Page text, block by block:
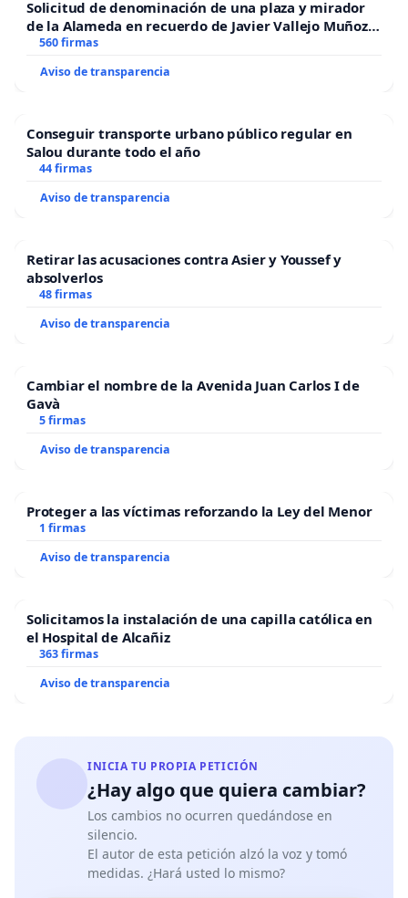
Solicitud de denominación de una plaza y mirador
de la Alameda en recuerdo de Javier Vallejo Muñoz
“Mazinger”
560 firmas
Aviso de transparencia
Conseguir transporte urbano público regular en
Salou durante todo el año
44 firmas
Aviso de transparencia
Retirar las acusaciones contra Asier y Youssef y
absolverlos
48 firmas
Aviso de transparencia
Cambiar el nombre de la Avenida Juan Carlos I de
Gavà
5 firmas
Aviso de transparencia
Proteger a las víctimas reforzando la Ley del Menor
1 firmas
Aviso de transparencia
Solicitamos la instalación de una capilla católica en
el Hospital de Alcañiz
363 firmas
Aviso de transparencia
INICIA TU PROPIA PETICIÓN
¿Hay algo que quiera cambiar?
Los cambios no ocurren quedándose en
silencio.
El autor de esta petición alzó la voz y tomó
medidas. ¿Hará usted lo mismo?